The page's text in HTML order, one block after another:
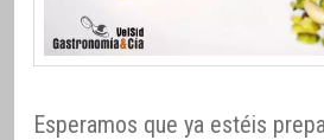
Esperamos que ya estéis